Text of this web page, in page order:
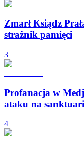
Zmarł Ksiądz
strażnik pamięci
3
Profanacja w
ataku na
4